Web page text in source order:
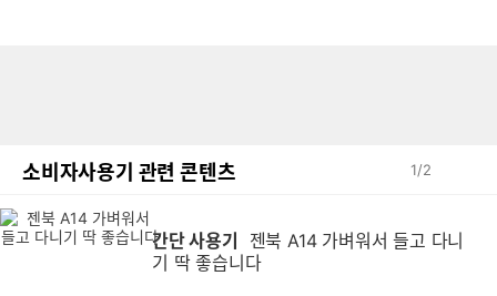
소비자사용기 관련 콘텐츠 1/2
간단 사용기
기 딱 좋습니다